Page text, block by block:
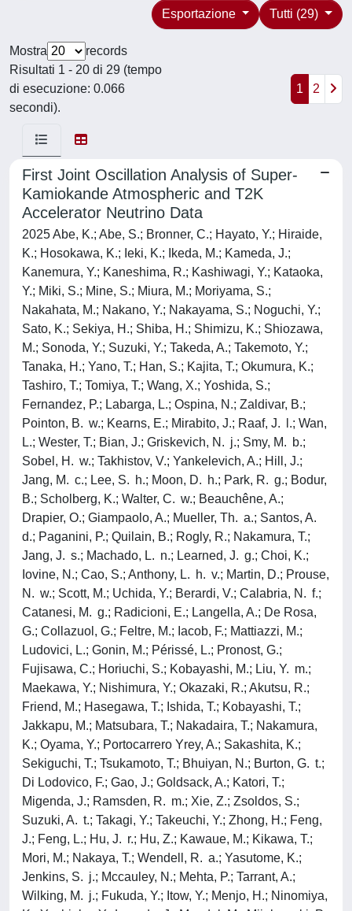
Tutti (29)
Esportazione
Mostra
records
Risultati 1 - 20 di 29 (tempo
di esecuzione: 0.066
secondi).
1 2
First Joint Oscillation Analysis of Super-
Kamiokande Atmospheric and T2K
Accelerator Neutrino Data
2025 Abe, K.; Abe, S.; Bronner, C.; Hayato, Y.; Hiraide,
K.; Hosokawa, K.; Ieki, K.; Ikeda, M.; Kameda, J.;
Kanemura, Y.; Kaneshima, R.; Kashiwagi, Y.; Kataoka,
Y.; Miki, S.; Mine, S.; Miura, M.; Moriyama, S.;
Nakahata, M.; Nakano, Y.; Nakayama, S.; Noguchi, Y.;
Sato, K.; Sekiya, H.; Shiba, H.; Shimizu, K.; Shiozawa,
M.; Sonoda, Y.; Suzuki, Y.; Takeda, A.; Takemoto, Y.;
Tanaka, H.; Yano, T.; Han, S.; Kajita, T.; Okumura, K.;
Tashiro, T.; Tomiya, T.; Wang, X.; Yoshida, S.;
Fernandez, P.; Labarga, L.; Ospina, N.; Zaldivar, B.;
Pointon, B. w.; Kearns, E.; Mirabito, J.; Raaf, J. l.; Wan,
L.; Wester, T.; Bian, J.; Griskevich, N. j.; Smy, M. b.;
Sobel, H. w.; Takhistov, V.; Yankelevich, A.; Hill, J.;
Jang, M. c.; Lee, S. h.; Moon, D. h.; Park, R. g.; Bodur,
B.; Scholberg, K.; Walter, C. w.; Beauchêne, A.;
Drapier, O.; Giampaolo, A.; Mueller, Th. a.; Santos, A.
d.; Paganini, P.; Quilain, B.; Rogly, R.; Nakamura, T.;
Jang, J. s.; Machado, L. n.; Learned, J. g.; Choi, K.;
Iovine, N.; Cao, S.; Anthony, L. h. v.; Martin, D.; Prouse,
N. w.; Scott, M.; Uchida, Y.; Berardi, V.; Calabria, N. f.;
Catanesi, M. g.; Radicioni, E.; Langella, A.; De Rosa,
G.; Collazuol, G.; Feltre, M.; Iacob, F.; Mattiazzi, M.;
Ludovici, L.; Gonin, M.; Périssé, L.; Pronost, G.;
Fujisawa, C.; Horiuchi, S.; Kobayashi, M.; Liu, Y. m.;
Maekawa, Y.; Nishimura, Y.; Okazaki, R.; Akutsu, R.;
Friend, M.; Hasegawa, T.; Ishida, T.; Kobayashi, T.;
Jakkapu, M.; Matsubara, T.; Nakadaira, T.; Nakamura,
K.; Oyama, Y.; Portocarrero Yrey, A.; Sakashita, K.;
Sekiguchi, T.; Tsukamoto, T.; Bhuiyan, N.; Burton, G. t.;
Di Lodovico, F.; Gao, J.; Goldsack, A.; Katori, T.;
Migenda, J.; Ramsden, R. m.; Xie, Z.; Zsoldos, S.;
Suzuki, A. t.; Takagi, Y.; Takeuchi, Y.; Zhong, H.; Feng,
J.; Feng, L.; Hu, J. r.; Hu, Z.; Kawaue, M.; Kikawa, T.;
Mori, M.; Nakaya, T.; Wendell, R. a.; Yasutome, K.;
Jenkins, S. j.; Mccauley, N.; Mehta, P.; Tarrant, A.;
Wilking, M. j.; Fukuda, Y.; Itow, Y.; Menjo, H.; Ninomiya,